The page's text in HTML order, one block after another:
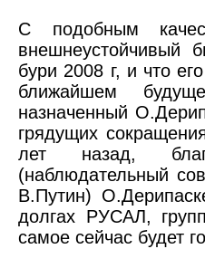
С подобным
внешнеустойчивый
бури 2008 г, и что
ближайшем
назначенный
грядущих
лет назад,
(наблюдательный
В.Путин)
долгах РУСАЛ,
самое сейчас будет